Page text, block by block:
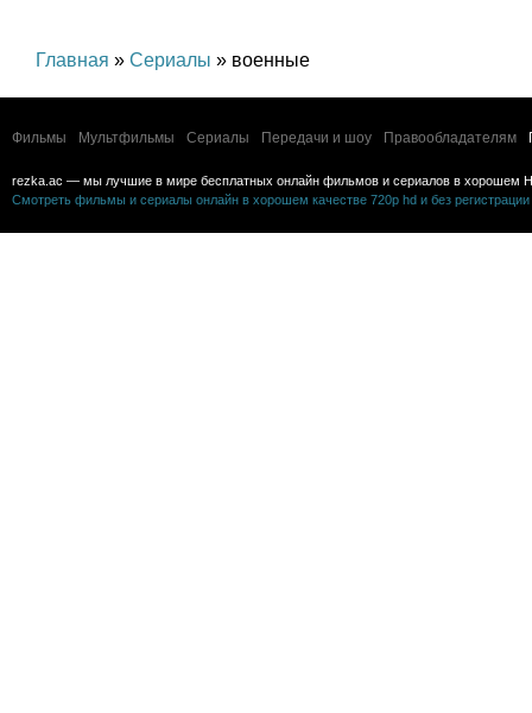
Главная » Сериалы » военные
Фильмы Мультфильмы Сериалы Передачи и шоу Правообладателям
rezka.ac — мы лучшие в мире бесплатных онлайн фильмов и сериалов в хорошем
Смотреть фильмы и сериалы онлайн в хорошем качестве 720p hd и без